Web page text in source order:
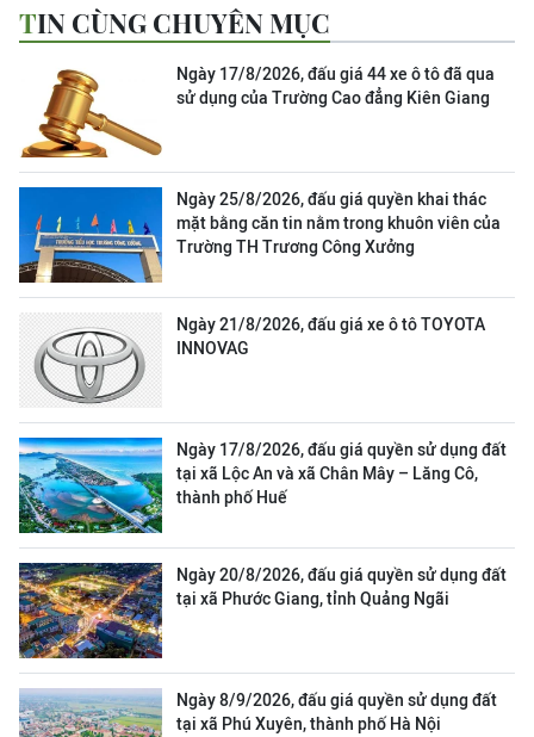
TIN CÙNG CHUYÊN MỤC
Ngày 17/8/2026, đấu giá 44 xe ô tô đã qua
sử dụng của Trường Cao đẳng Kiên Giang
Ngày 25/8/2026, đấu giá quyền khai thác
mặt bằng căn tin nằm trong khuôn viên của
Trường TH Trương Công Xưởng
Ngày 21/8/2026, đấu giá xe ô tô TOYOTA
INNOVAG
Ngày 17/8/2026, đấu giá quyền sử dụng đất
tại xã Lộc An và xã Chân Mây – Lăng Cô,
thành phố Huế
Ngày 20/8/2026, đấu giá quyền sử dụng đất
tại xã Phước Giang, tỉnh Quảng Ngãi
Ngày 8/9/2026, đấu giá quyền sử dụng đất
tại xã Phú Xuyên, thành phố Hà Nội